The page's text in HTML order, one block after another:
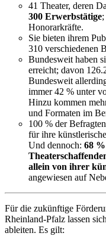
41 Theater, deren
300 Erwerbstätige
Honorarkräfte.
Sie bieten ihrem
310 verschiedenen
Bundesweit haben
erreicht; davon
Bundesweit
immer 42 % unter
Hinzu kommen
und Formaten im
100 % der
für ihre
Und dennoch: 68
allein von ihrer
angewiesen auf
Für die zukünftige
Rheinland-Pfalz lassen
ableiten. Es gilt: